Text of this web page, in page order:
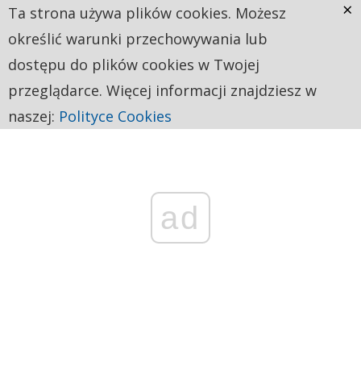
ad
Ta strona używa plików cookies. Możesz
określić warunki przechowywania lub
dostępu do plików cookies w Twojej
przeglądarce. Więcej informacji znajdziesz w
naszej: Polityce Cookies
×